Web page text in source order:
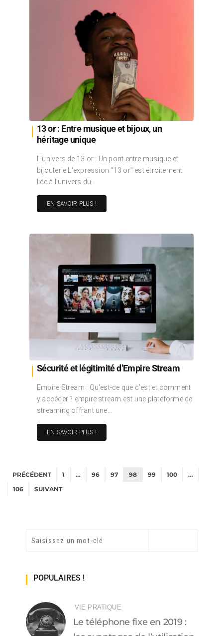
13 or : Entre musique et bijoux, un
héritage unique
L’univers de 13 or : Un pont entre musique et
bijouterie L’expression “13 or” est étroitement
liée à l’univers du…
EN SAVOIR PLUS !
Sécurité et légitimité d’Empire Stream
Empire Stream : Qu’est-ce que c’est et comment
y accéder ? empire stream est une plateforme de
streaming offrant une…
EN SAVOIR PLUS !
PRÉCÉDENT 1 … 96 97 98 99 100
…
106
SUIVANT
POPULAIRES !
VIE PRATIQUE
Le téléphone fixe en 2019 :